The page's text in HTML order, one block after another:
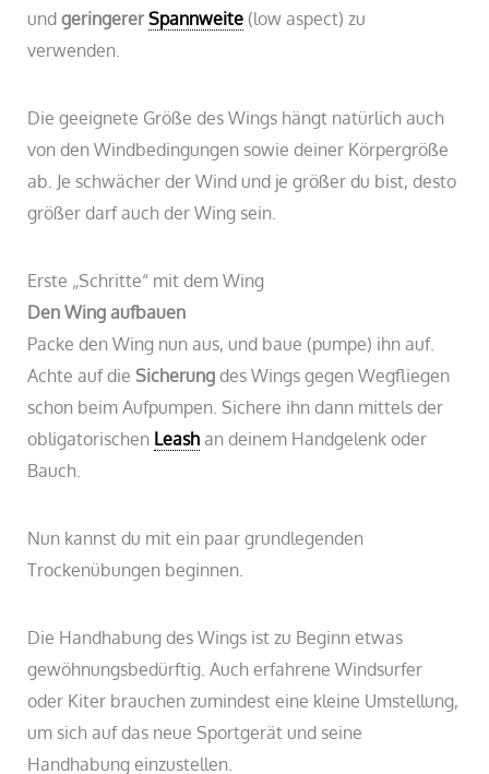
undgeringererSpannweite (low aspect) zu
verwenden.
Die geeignete Größe des Wings hängt natürlich auch
von den Windbedingungen sowie deiner Körpergröße
ab. Je schwächer der Wind und je größer du bist, desto
größer darf auch der Wing sein.
Erste „Schritte“ mit dem Wing
Den Wing aufbauen
Packe den Wing nun aus, und baue (pumpe) ihn auf.
Achte auf dieSicherungdes Wings gegen Wegfliegen
schon beim Aufpumpen. Sichere ihn dann mittels der
obligatorischen Leashan deinem Handgelenk oder
Bauch.
Nun kannst du mit ein paar grundlegenden
Trockenübungen beginnen.
Die Handhabung des Wings ist zu Beginn etwas
gewöhnungsbedürftig. Auch erfahrene Windsurfer
oder Kiter brauchen zumindest eine kleine Umstellung,
um sich auf das neue Sportgerät und seine
Handhabung einzustellen.